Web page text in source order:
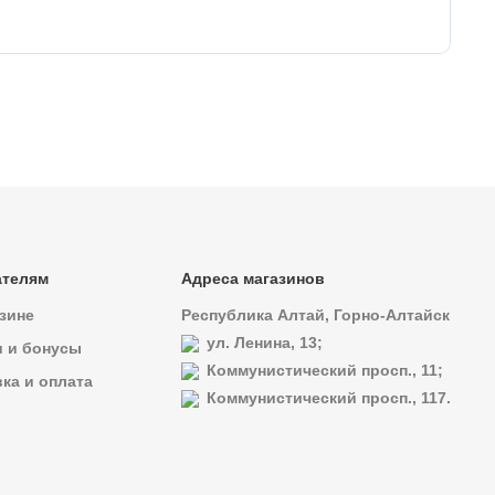
и бонусы
и оплата
Адреса магазинов
Республика Алтай, Горно-Алтайск
ул. Ленина, 13;
Коммунистический просп., 11;
Коммунистический просп., 117.